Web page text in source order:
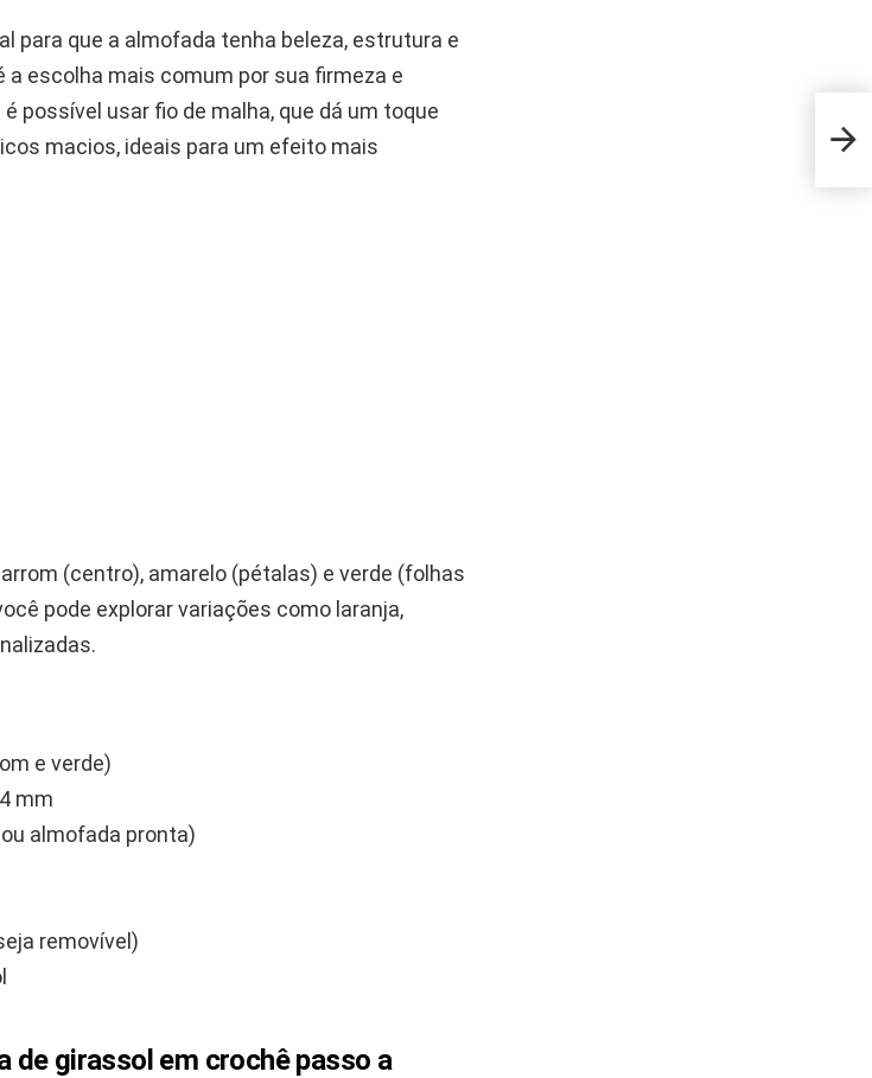
para que a almofada tenha beleza, estrutura e
a escolha mais comum por sua firmeza e
possível usar fio de malha, que dá um toque
macios, ideais para um efeito mais
(centro), amarelo (pétalas) e verde (folhas
pode explorar variações como laranja,
e verde)
mm
almofada pronta)
removível)
de girassol em crochê passo a